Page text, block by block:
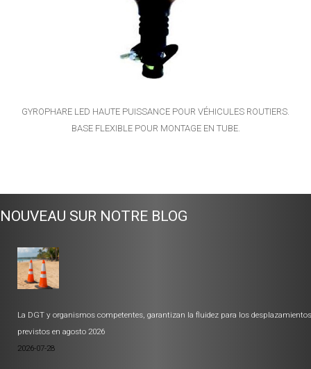
GYROPHARE LED HAUTE PUISSANCE POUR VÉHICULES ROUTIERS.
BASE FLEXIBLE POUR MONTAGE EN TUBE.
NOUVEAU SUR NOTRE BLOG
La DGT y organismos competentes, garantizan la fluidez para los desplazamientos
previstos en agosto 2026
2026-07-28